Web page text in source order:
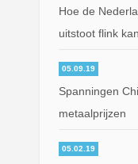
Hoe de
uitstoot flink
05.09.19
Spanningen
metaalprijzen
05.02.19